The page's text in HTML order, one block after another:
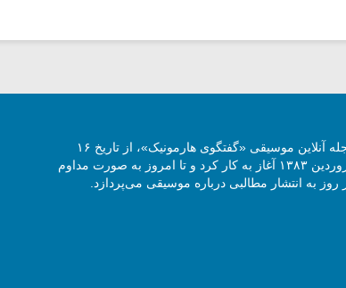
مجله آنلاین موسیقی «گفتگوی هارمونیک»، از تاریخ ۱۶
فروردین ۱۳۸۳ آغاز به کار کرد و تا امروز به صورت مداوم
روز به انتشار مطالبی درباره موسیقی می‌پردازد.